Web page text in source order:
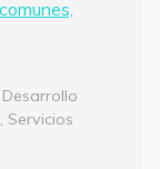
Desarrollo
, Servicios